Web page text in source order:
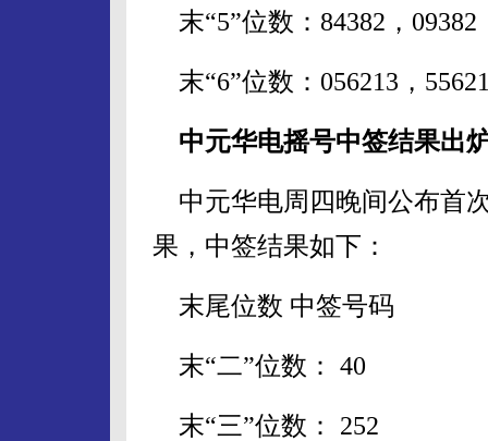
末“5”位数：84382，09382
末“6”位数：056213，
中元华电摇号中签结果出
中元华电周四晚间公布首
果，中签结果如下：
末尾位数 中签号码
末“二”位数： 40
末“三”位数： 252